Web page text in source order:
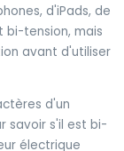
d'iPads, de
tension, mais
avant d'utiliser
d'un
savoir s'il est bi-
électrique